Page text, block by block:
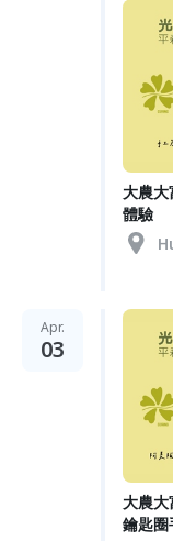
大農
體驗
Apr.
03
大農
鑰匙圈